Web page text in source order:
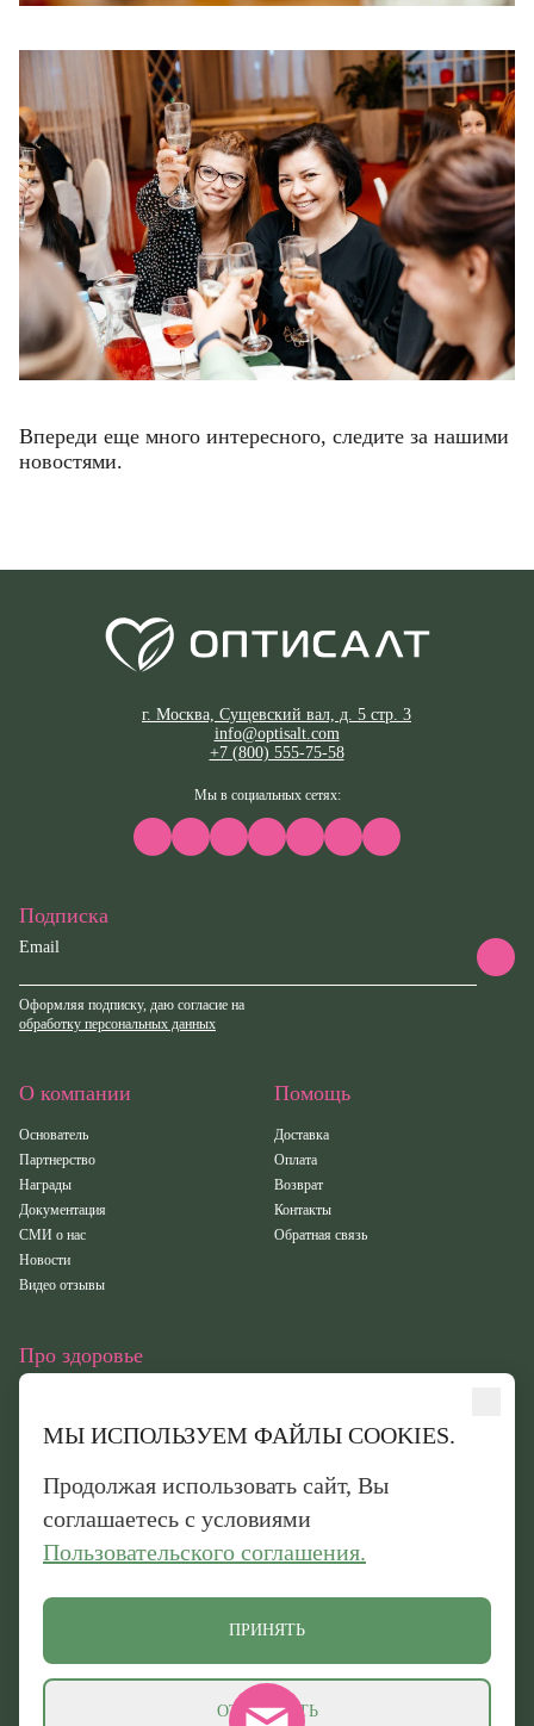
Впереди еще много интересного, следите за нашими
новостями.
МЫ ИСПОЛЬЗУЕМ ФАЙЛЫ COOKIES.
Продолжая использовать сайт, Вы
соглашаетесь с условиями
Пользовательского соглашения.
ПРИНЯТЬ
ОТКЛОНИТЬ
г. Москва, Сущевский вал, д. 5 стр. 3
info@optisalt.com
+7 (800) 555-75-58
Мы в социальных сетях:
Подписка
Email
Оформляя подписку, даю согласие на
обработку персональных данных
О компании
Основатель
Партнерство
Награды
Документация
СМИ о нас
Новости
Видео отзывы
Помощь
Доставка
Оплата
Возврат
Контакты
Обратная связь
Про здоровье
Здоровье
Иридотест
Политика конфиденциальности
Политика обработки файлов cookie
© 2026 «Оптисалт». Все права защищены. Официальный сайт производителя
натуральных препаратов